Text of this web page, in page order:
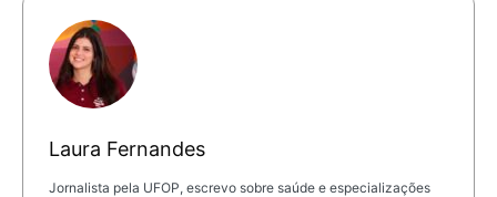
Laura Fernandes
Jornalista pela UFOP, escrevo sobre saúde e especializações